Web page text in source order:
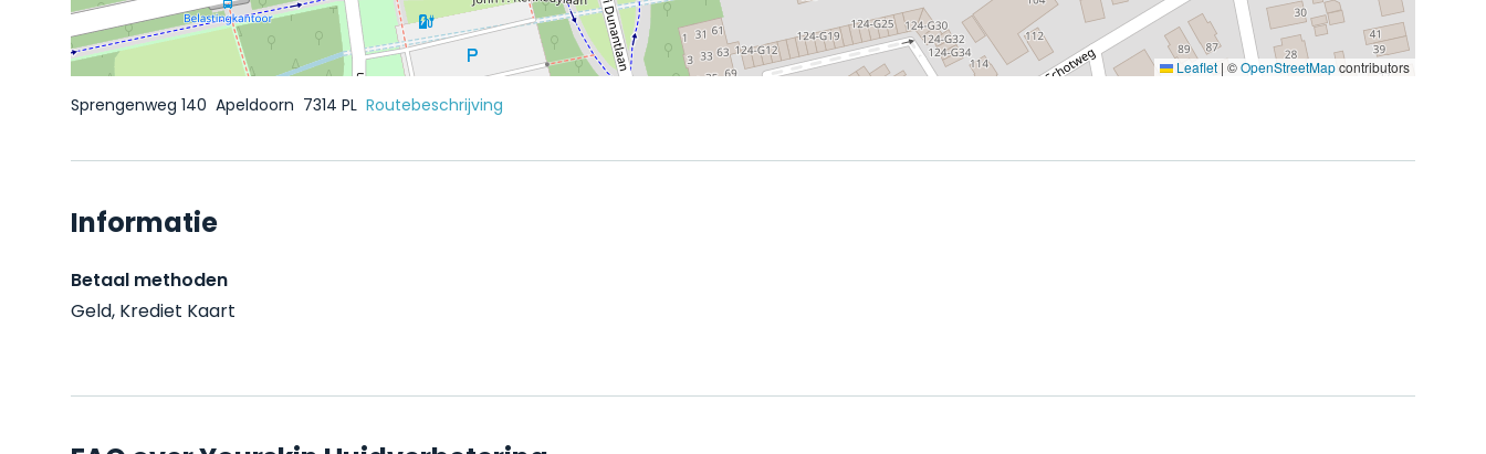
Leaflet | ©OpenStreetMapcontributors
Sprengenweg 140 Apeldoorn 7314 PL Routebeschrijving
Informatie
Betaal methoden
Geld, Krediet Kaart